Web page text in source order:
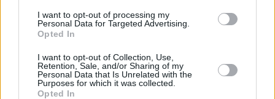
I want to opt-out of processing my
Personal Data for Targeted Advertising.
Opted In
I want to opt-out of Collection, Use,
Retention, Sale, and/or Sharing of my
Personal Data that Is Unrelated with the
Purposes for which it was collected.
Opted In